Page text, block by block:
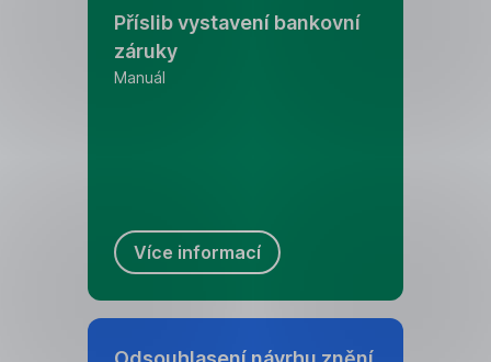
Příslib vystavení bankovní
záruky
Manuál
Více informací